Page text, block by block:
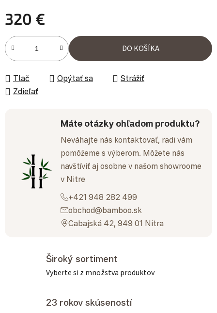
320 €
Jednotková cena:
DO KOŠÍKA
Tlač Opýtať sa
Strážiť
Zdieľať
Máte otázky ohľadom produktu?
Neváhajte nás kontaktovať, radi vám
pomôžeme s výberom. Môžete nás
navštíviť aj osobne v našom showroome
v Nitre
+421 948 282 499
obchod@bamboo.sk
Cabajská 42, 949 01 Nitra
Široký sortiment
Vyberte si z množstva produktov
23 rokov skúseností